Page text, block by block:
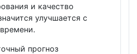
и качество
улучшается с
прогноз